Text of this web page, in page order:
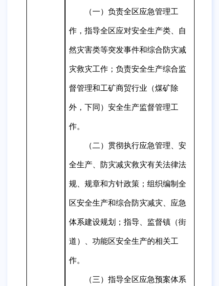
（一）负责全区应急管理工
作，指导全区应对安全生产类 自
然灾害类等突发事件和综合防灾减
灾救灾工作； 负责安全生产综合监
督管理和工矿商贸行业（煤矿除
外，下同）安全生产监督管理工
作。
（二）贯彻执行应急管理、安
全生产、防灾减灾救灾有关法律法
规、规章和方针政策；组织编制全
区安全生产和综合防灾减灾、应急
体系建设规划；指导、监督镇（街
道）、功能区安全生产的相关工
作。
（三）指导全区应急预案体系